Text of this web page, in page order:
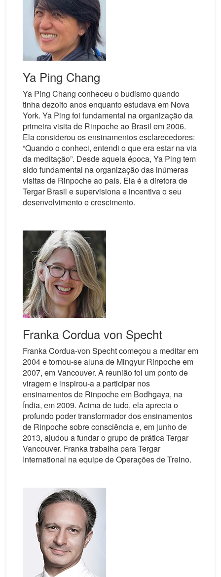
Ya Ping Chang
Ya Ping Chang conheceu o budismo quando
tinha dezoito anos enquanto estudava em Nova
York. Ya Ping foi fundamental na organização da
primeira visita de Rinpoche ao Brasil em 2006.
Ela considerou os ensinamentos esclarecedores:
“Quando o conheci, entendi o que era estar na via
da meditação”. Desde aquela época, Ya Ping tem
sido fundamental na organização das inúmeras
visitas de Rinpoche ao país. Ela é a diretora de
Tergar Brasil e supervisiona e incentiva o seu
desenvolvimento e crescimento.
Franka Cordua von Specht
Franka Cordua-von Specht começou a meditar em
2004 e tornou-se aluna de Mingyur Rinpoche em
2007, em Vancouver. A reunião foi um ponto de
viragem e inspirou-a a participar nos
ensinamentos de Rinpoche em Bodhgaya, na
Índia, em 2009. Acima de tudo, ela aprecia o
profundo poder transformador dos ensinamentos
de Rinpoche sobre consciência e, em junho de
2013, ajudou a fundar o grupo de prática Tergar
Vancouver. Franka trabalha para Tergar
International na equipe de Operações de Treino.